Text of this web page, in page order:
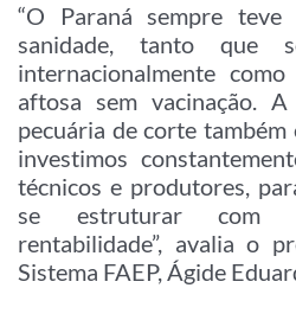
“O Paraná sempre teve
sanidade, tanto que
internacionalmente
aftosa sem vacinação.
pecuária de corte
investimos
técnicos e produtores,
se estruturar com
rentabilidade”, avalia o
Sistema FAEP, Ágide